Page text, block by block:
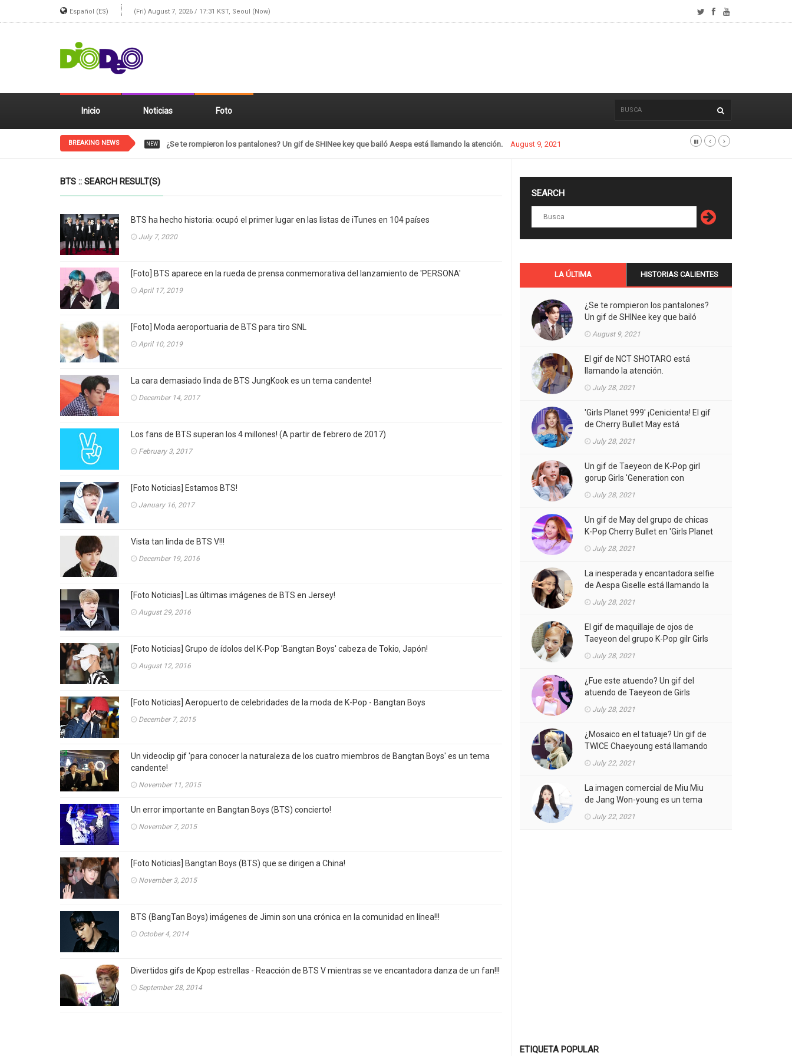
Español (ES) (Fri) August 7, 2026 / 17:31 KST, Seoul (Now)
Inicio Noticias Foto
BREAKING NEWS NEW ¿Se te rompieron los pantalones? Un gif de SHINee key que bailó Aespa está llamando la atención. August 9, 2021
BTS :: SEARCH RESULT(S)
BTS ha hecho historia: ocupó el primer lugar en las listas de iTunes en 104 países
July 7, 2020
[Foto] BTS aparece en la rueda de prensa conmemorativa del lanzamiento de 'PERSONA'
April 17, 2019
[Foto] Moda aeroportuaria de BTS para tiro SNL
April 10, 2019
La cara demasiado linda de BTS JungKook es un tema candente!
December 14, 2017
Los fans de BTS superan los 4 millones! (A partir de febrero de 2017)
February 3, 2017
[Foto Noticias] Estamos BTS!
January 16, 2017
Vista tan linda de BTS V!!!
December 19, 2016
[Foto Noticias] Las últimas imágenes de BTS en Jersey!
August 29, 2016
[Foto Noticias] Grupo de ídolos del K-Pop 'Bangtan Boys' cabeza de Tokio, Japón!
August 12, 2016
[Foto Noticias] Aeropuerto de celebridades de la moda de K-Pop - Bangtan Boys
December 7, 2015
Un videoclip gif 'para conocer la naturaleza de los cuatro miembros de Bangtan Boys' es un tema
candente!
November 11, 2015
Un error importante en Bangtan Boys (BTS) concierto!
November 7, 2015
[Foto Noticias] Bangtan Boys (BTS) que se dirigen a China!
November 3, 2015
BTS (BangTan Boys) imágenes de Jimin son una crónica en la comunidad en línea!!!
October 4, 2014
Divertidos gifs de Kpop estrellas - Reacción de BTS V mientras se ve encantadora danza de un fan!!!
September 28, 2014
SEARCH
LA ÚLTIMA HISTORIAS CALIENTES
¿Se te rompieron los pantalones?
Un gif de SHINee key que bailó
August 9, 2021
El gif de NCT SHOTARO está
llamando la atención.
July 28, 2021
'Girls Planet 999' ¡Cenicienta! El gif
de Cherry Bullet May está
July 28, 2021
Un gif de Taeyeon de K-Pop girl
gorup Girls 'Generation con
la atención.
July 28, 2021
Un gif de May del grupo de chicas
K-Pop Cherry Bullet en 'Girls Planet
July 28, 2021
La inesperada y encantadora selfie
de Aespa Giselle está llamando la
July 28, 2021
El gif de maquillaje de ojos de
Taeyeon del grupo K-Pop gilr Girls
la atención.
July 28, 2021
¿Fue este atuendo? Un gif del
atuendo de Taeyeon de Girls
gorup en el MV está llamando la
July 28, 2021
¿Mosaico en el tatuaje? Un gif de
TWICE Chaeyoung está llamando
July 22, 2021
La imagen comercial de Miu Miu
de Jang Won-young es un tema
July 22, 2021
ETIQUETA POPULAR